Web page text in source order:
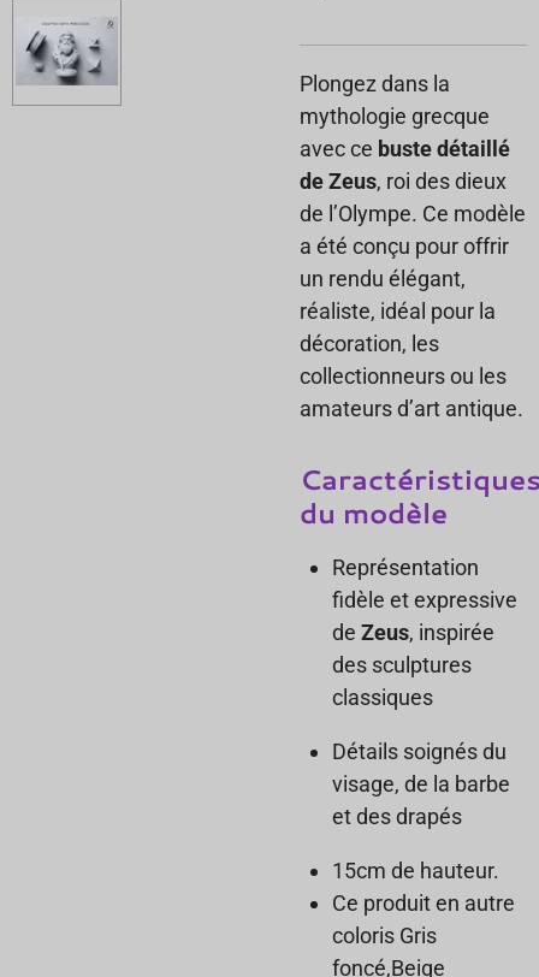
Plongez dans la
mythologie grecque
avec ce buste détaillé
de Zeus, roi des dieux
de l’Olympe. Ce modèle
a été conçu pour offrir
un rendu élégant,
réaliste, idéal pour la
décoration, les
collectionneurs ou les
amateurs d’art antique.
du modèle
Représentation
fidèle et expressive
de Zeus, inspirée
des sculptures
classiques
Détails soignés du
visage, de la barbe
et des drapés
15cm de hauteur.
Ce produit en autre
coloris Gris
foncé,Beige